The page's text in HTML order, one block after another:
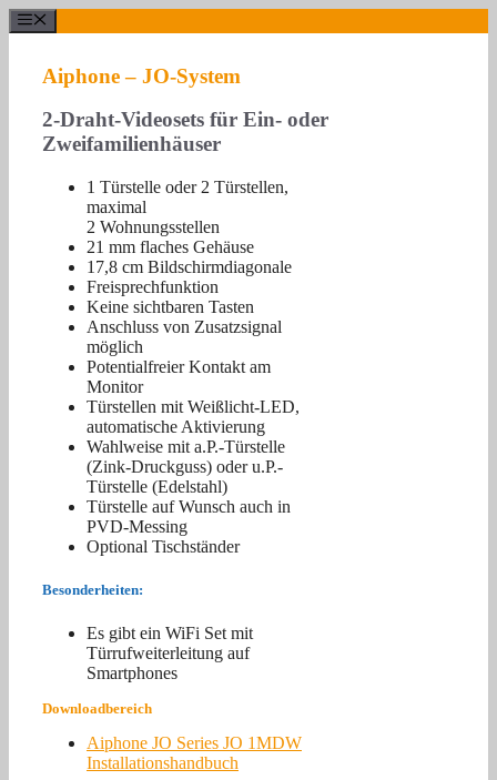
Skip
to
Aiphone – JO-System
2-Draht-Videosets für Ein- oder
Zweifamilienhäuser
1 Türstelle oder 2 Türstellen,
maximal
2 Wohnungsstellen
21 mm flaches Gehäuse
17,8 cm Bildschirmdiagonale
Freisprechfunktion
Keine sichtbaren Tasten
Anschluss von Zusatzsignal
möglich
Potentialfreier Kontakt am
Monitor
Türstellen mit Weißlicht-LED,
automatische Aktivierung
Wahlweise mit a.P.-Türstelle
(Zink-Druckguss) oder u.P.-
Türstelle (Edelstahl)
Türstelle auf Wunsch auch in
PVD-Messing
Optional Tischständer
Besonderheiten:
Es gibt ein WiFi Set mit
Türrufweiterleitung auf
Smartphones
Downloadbereich
Aiphone JO Series JO 1MDW
Installationshandbuch